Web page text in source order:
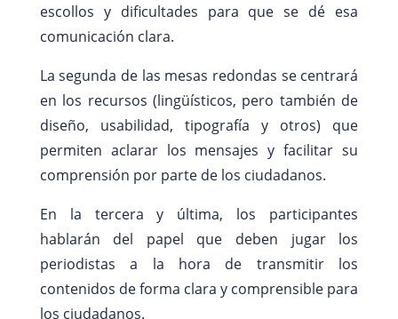
escollos y dificultades para que se dé esa
comunicación clara.
La segunda de las mesas redondas se centrará
en los recursos (lingüísticos, pero también de
diseño, usabilidad, tipografía y otros) que
permiten aclarar los mensajes y facilitar su
comprensión por parte de los ciudadanos.
En la tercera y última, los participantes
hablarán del papel que deben jugar los
periodistas a la hora de transmitir los
contenidos de forma clara y comprensible para
los ciudadanos.